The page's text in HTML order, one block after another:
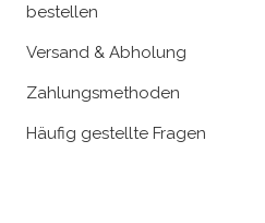
bestellen
Versand & Abholung
Zahlungsmethoden
Häufig gestellte Fragen